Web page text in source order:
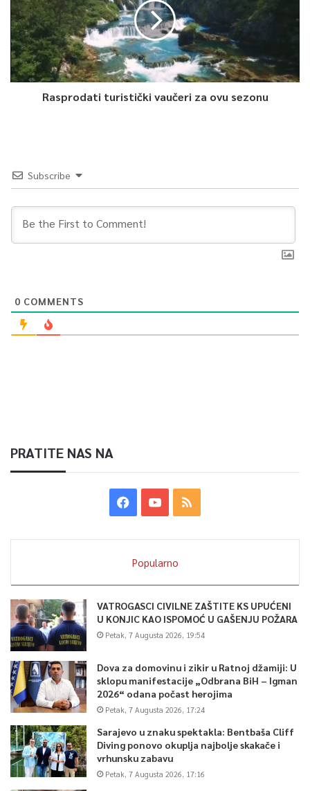
Rasprodati turistički vaučeri za ovu sezonu
Subscribe
0 COMMENTS
PRATITE NAS NA
Popularno
VATROGASCI CIVILNE ZAŠTITE KS UPUĆENI
U KONJIC KAO ISPOMOĆ U GAŠENJU POŽARA
Petak, 7 Augusta 2026, 19:54
Dova za domovinu i zikir u Ratnoj džamiji: U
sklopu manifestacije „Odbrana BiH – Igman
2026“ odana počast herojima
Petak, 7 Augusta 2026, 17:24
Sarajevo u znaku spektakla: Bentbaša Cliff
Diving ponovo okuplja najbolje skakače i
vrhunsku zabavu
Petak, 7 Augusta 2026, 17:16